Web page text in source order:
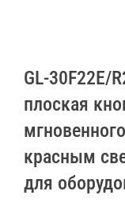
GL-30F22E/
плоская
красным
для